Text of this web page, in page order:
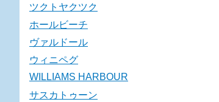
ツクトヤクツク
ホールビーチ
ヴァルドール
ウィニペグ
WILLIAMS HARBOUR
サスカトゥーン